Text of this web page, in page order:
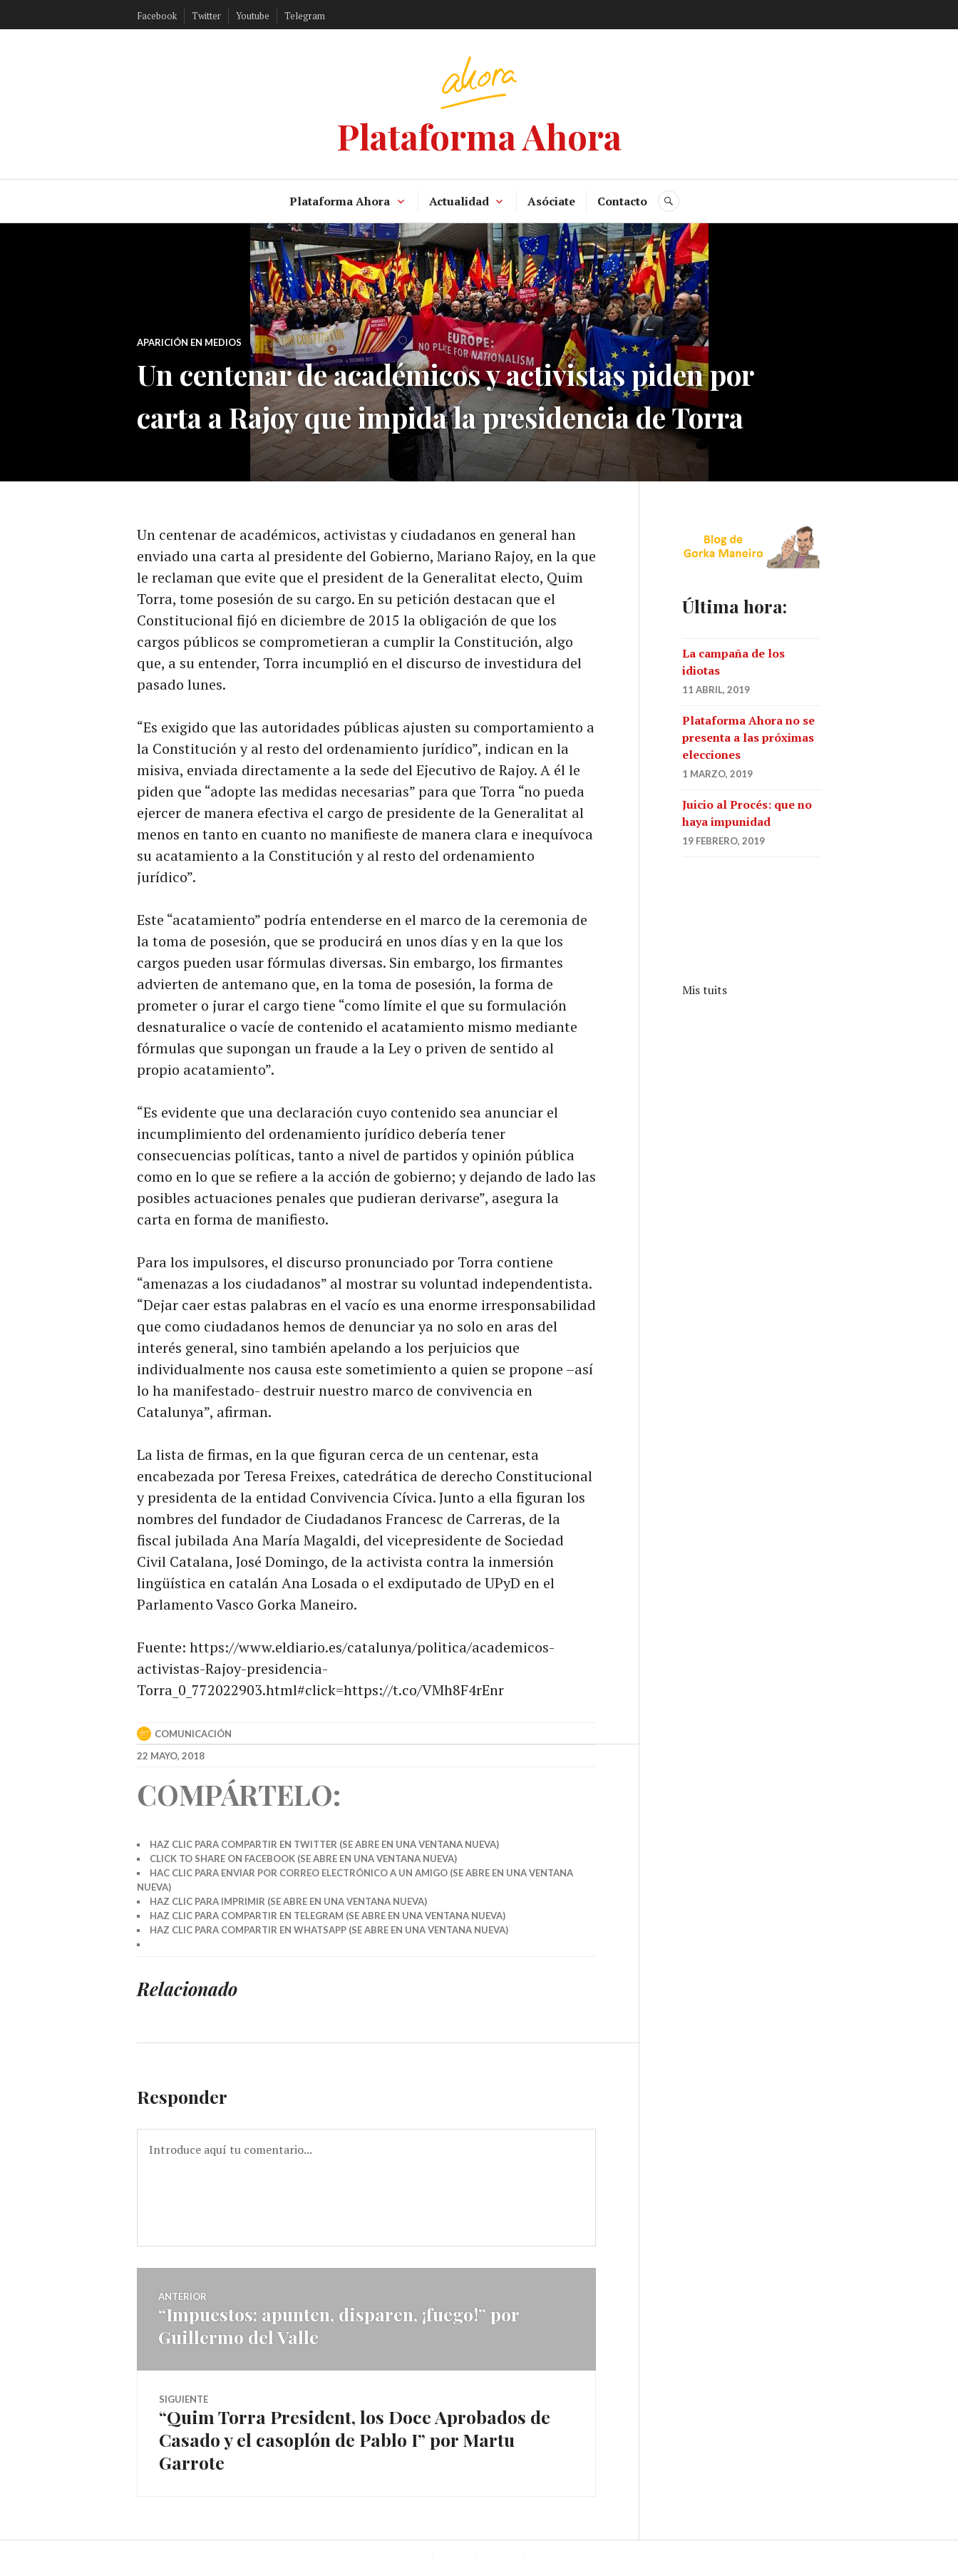
al
Facebook Twitter Youtube Telegram
Plataforma Ahora
Plataforma Ahora Actualidad Asóciate Contacto BUSCAR
APARICIÓN EN MEDIOS
Un centenar de académicos y activistas piden por
carta a Rajoy que impida la presidencia de Torra
Un centenar de académicos, activistas y ciudadanos en general han
enviado una carta al presidente del Gobierno, Mariano Rajoy, en la que
le reclaman que evite que el president de la Generalitat electo, Quim
Torra, tome posesión de su cargo. En su petición destacan que el
Constitucional fijó en diciembre de 2015 la obligación de que los
cargos públicos se comprometieran a cumplir la Constitución, algo
que, a su entender, Torra incumplió en el discurso de investidura del
pasado lunes.
“Es exigido que las autoridades públicas ajusten su comportamiento a
la Constitución y al resto del ordenamiento jurídico”, indican en la
misiva, enviada directamente a la sede del Ejecutivo de Rajoy. A él le
piden que “adopte las medidas necesarias” para que Torra “no pueda
ejercer de manera efectiva el cargo de presidente de la Generalitat al
menos en tanto en cuanto no manifieste de manera clara e inequívoca
su acatamiento a la Constitución y al resto del ordenamiento
jurídico”.
Este “acatamiento” podría entenderse en el marco de la ceremonia de
la toma de posesión, que se producirá en unos días y en la que los
cargos pueden usar fórmulas diversas. Sin embargo, los firmantes
advierten de antemano que, en la toma de posesión, la forma de
prometer o jurar el cargo tiene “como límite el que su formulación
desnaturalice o vacíe de contenido el acatamiento mismo mediante
fórmulas que supongan un fraude a la Ley o priven de sentido al
propio acatamiento”.
“Es evidente que una declaración cuyo contenido sea anunciar el
incumplimiento del ordenamiento jurídico debería tener
consecuencias políticas, tanto a nivel de partidos y opinión pública
como en lo que se refiere a la acción de gobierno; y dejando de lado las
posibles actuaciones penales que pudieran derivarse”, asegura la
carta en forma de manifiesto.
Para los impulsores, el discurso pronunciado por Torra contiene
“amenazas a los ciudadanos” al mostrar su voluntad independentista.
“Dejar caer estas palabras en el vacío es una enorme irresponsabilidad
que como ciudadanos hemos de denunciar ya no solo en aras del
interés general, sino también apelando a los perjuicios que
individualmente nos causa este sometimiento a quien se propone –así
lo ha manifestado- destruir nuestro marco de convivencia en
Catalunya”, afirman.
La lista de firmas, en la que figuran cerca de un centenar, esta
encabezada por Teresa Freixes, catedrática de derecho Constitucional
y presidenta de la entidad Convivencia Cívica. Junto a ella figuran los
nombres del fundador de Ciudadanos Francesc de Carreras, de la
fiscal jubilada Ana María Magaldi, del vicepresidente de Sociedad
Civil Catalana, José Domingo, de la activista contra la inmersión
lingüística en catalán Ana Losada o el exdiputado de UPyD en el
Parlamento Vasco Gorka Maneiro.
Fuente: https://www.eldiario.es/catalunya/politica/academicos-
activistas-Rajoy-presidencia-
Torra_0_772022903.html#click=https://t.co/VMh8F4rEnr
COMUNICACIÓN
22 MAYO, 2018
COMPÁRTELO:
HAZ CLIC PARA COMPARTIR EN TWITTER (SE ABRE EN UNA VENTANA NUEVA)
CLICK TO SHARE ON FACEBOOK (SE ABRE EN UNA VENTANA NUEVA)
HAC CLIC PARA ENVIAR POR CORREO ELECTRÓNICO A UN AMIGO (SE ABRE EN UNA VENTANA
NUEVA)
HAZ CLIC PARA IMPRIMIR (SE ABRE EN UNA VENTANA NUEVA)
HAZ CLIC PARA COMPARTIR EN TELEGRAM (SE ABRE EN UNA VENTANA NUEVA)
HAZ CLIC PARA COMPARTIR EN WHATSAPP (SE ABRE EN UNA VENTANA NUEVA)
Relacionado
Responder
Navegador
de
artículos
ANTERIOR
Entrada
anterior:
“Impuestos: apunten, disparen, ¡fuego!” por
Guillermo del Valle
SIGUIENTE
Entrada
siguiente:
“Quim Torra President, los Doce Aprobados de
Casado y el casoplón de Pablo I” por Martu
Garrote
Última hora:
La campaña de los
idiotas
11 ABRIL, 2019
Plataforma Ahora no se
presenta a las próximas
elecciones
1 MARZO, 2019
Juicio al Procés: que no
haya impunidad
19 FEBRERO, 2019
Mis tuits